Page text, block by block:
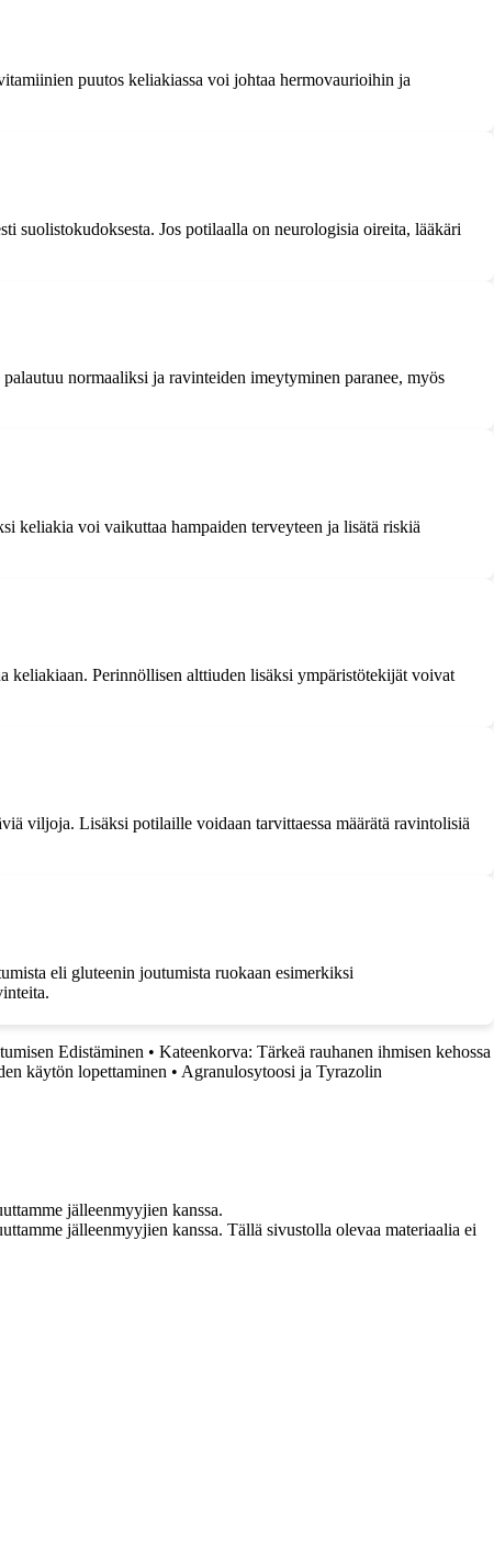
puutos keliakiassa voi johtaa hermovaurioihin ja
suolistokudoksesta. Jos potilaalla on neurologisia oireita, lääkäri
normaaliksi ja ravinteiden imeytyminen paranee, myös
keliakia voi vaikuttaa hampaiden terveyteen ja lisätä riskiä
Perinnöllisen alttiuden lisäksi ympäristötekijät voivat
viljoja. Lisäksi potilaille voidaan tarvittaessa määrätä ravintolisiä
eli gluteenin joutumista ruokaan esimerkiksi
Edistäminen • Kateenkorva: Tärkeä rauhanen ihmisen kehossa
käytön lopettaminen • Agranulosytoosi ja Tyrazolin
jälleenmyyjien kanssa.
jälleenmyyjien kanssa. Tällä sivustolla olevaa materiaalia ei